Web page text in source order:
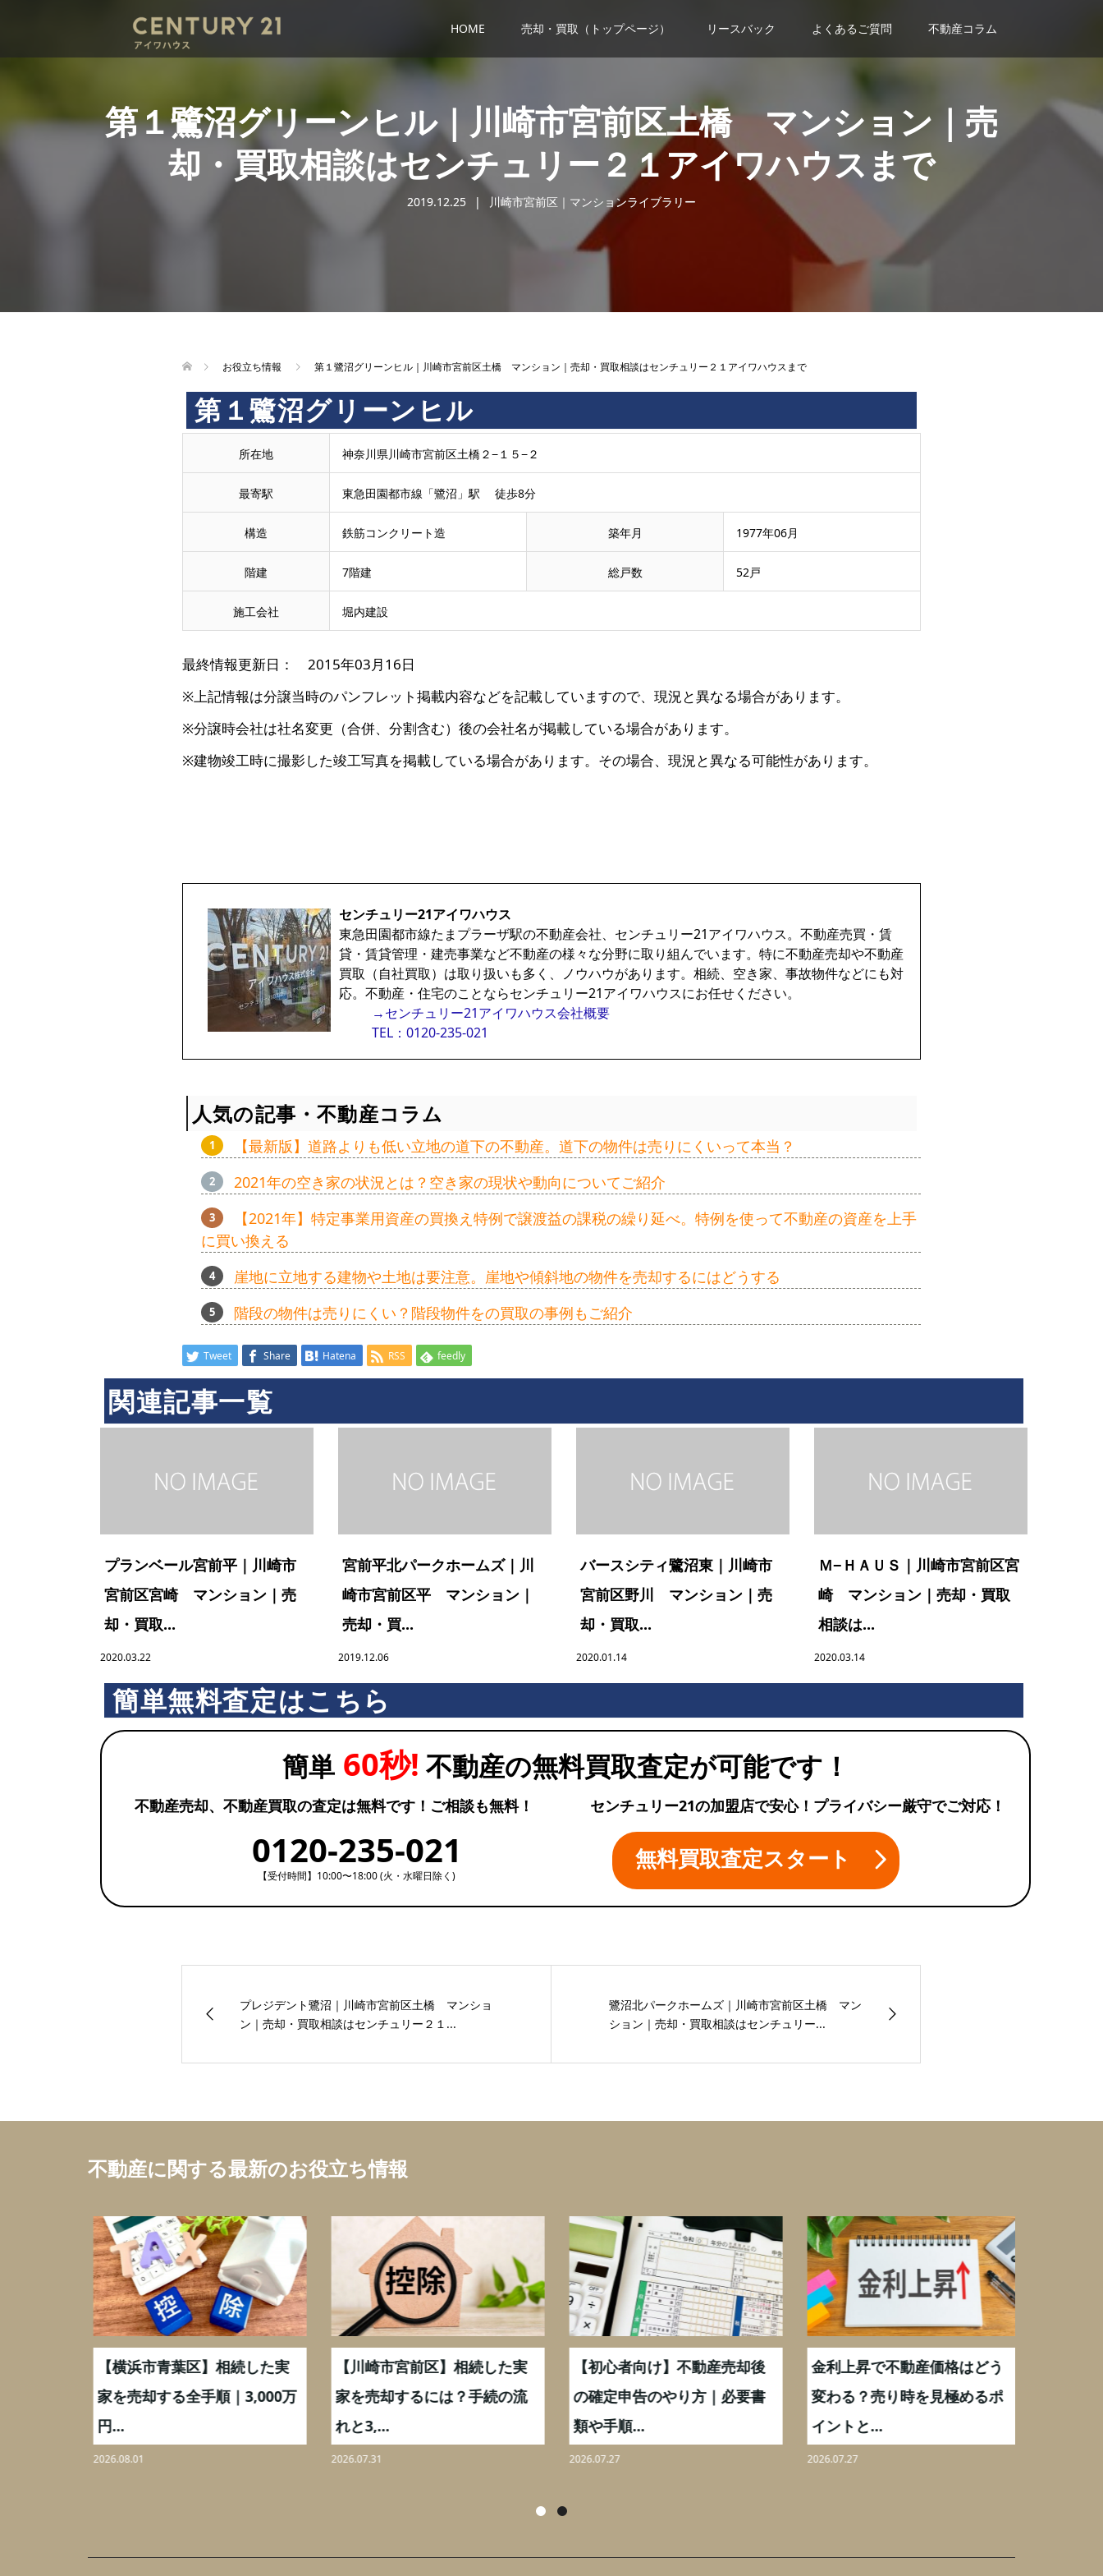
HOME 売却・買取（トップページ） リースバック よくあるご質問 不動産コラム
第１鷺沼グリーンヒル｜川崎市宮前区土橋 マンション｜売
却・買取相談はセンチュリー２１アイワハウスまで
2019.12.25 川崎市宮前区｜マンションライブラリー
お役立ち情報 第１鷺沼グリーンヒル｜川崎市宮前区土橋 マンション｜売却・買取相談はセンチュリー２１アイワハウスまで
第１鷺沼グリーンヒル
所在地 神奈川県川崎市宮前区土橋２−１５−２
最寄駅 東急田園都市線「鷺沼」駅 徒歩8分
構造 鉄筋コンクリート造 築年月 1977年06月
階建 7階建 総戸数 52戸
施工会社 堀内建設
最終情報更新日： 2015年03月16日
※上記情報は分譲当時のパンフレット掲載内容などを記載していますので、現況と異なる場合があります。
※分譲時会社は社名変更（合併、分割含む）後の会社名が掲載している場合があります。
※建物竣工時に撮影した竣工写真を掲載している場合があります。その場合、現況と異なる可能性があります。
センチュリー21アイワハウス
東急田園都市線たまプラーザ駅の不動産会社、センチュリー21アイワハウス。不動産売買・賃
貸・賃貸管理・建売事業など不動産の様々な分野に取り組んでいます。特に不動産売却や不動産
買取（自社買取）は取り扱いも多く、ノウハウがあります。相続、空き家、事故物件などにも対
応。不動産・住宅のことならセンチュリー21アイワハウスにお任せください。
→センチュリー21アイワハウス会社概要
TEL：0120-235-021
人気の記事・不動産コラム
【最新版】道路よりも低い立地の道下の不動産。道下の物件は売りにくいって本当？
2021年の空き家の状況とは？空き家の現状や動向についてご紹介
【2021年】特定事業用資産の買換え特例で譲渡益の課税の繰り延べ。特例を使って不動産の資産を上手
に買い換える
崖地に立地する建物や土地は要注意。崖地や傾斜地の物件を売却するにはどうする
階段の物件は売りにくい？階段物件をの買取の事例もご紹介
Tweet Share Hatena RSS feedly
関連記事一覧
プランベール宮前平｜川崎市
宮前区宮崎 マンション｜売
却・買取...
2020.03.22
宮前平北パークホームズ｜川
崎市宮前区平 マンション｜
売却・買...
2019.12.06
バースシティ鷺沼東｜川崎市
宮前区野川 マンション｜売
却・買取...
2020.01.14
Ｍ−ＨＡＵＳ｜川崎市宮前区宮
崎 マンション｜売却・買取
相談は...
2020.03.14
簡単無料査定はこちら
簡単60秒! 不動産の無料買取査定が可能です！
不動産売却、不動産買取の査定は無料です！ご相談も無料！ センチュリー21の加盟店で安心！プライバシー厳守でご対応！
0120-235-021
【受付時間】10:00〜18:00 (火・水曜日除く)
無料買取査定スタート
プレジデント鷺沼｜川崎市宮前区土橋 マンショ
ン｜売却・買取相談はセンチュリー２１...
鷺沼北パークホームズ｜川崎市宮前区土橋 マン
ション｜売却・買取相談はセンチュリー...
不動産に関する最新のお役立ち情報
【横浜市青葉区】相続した実
家を売却する全手順｜3,000万
円...
2026.08.01
【川崎市宮前区】相続した実
家を売却するには？手続の流
れと3,...
2026.07.31
【初心者向け】不動産売却後
の確定申告のやり方｜必要書
類や手順...
2026.07.27
金利上昇で不動産価格はどう
変わる？売り時を見極めるポ
イントと...
2026.07.27